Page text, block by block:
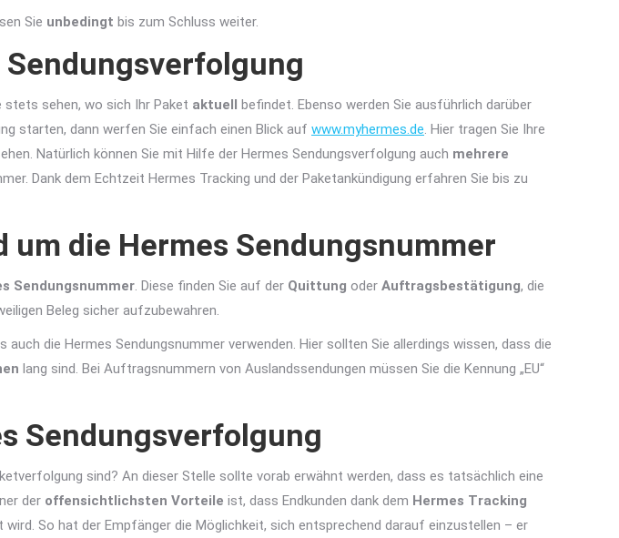
Sie unbedingt bis zum Schluss weiter.
stets sehen, wo sich Ihr Paket aktuell befindet. Ebenso werden Sie ausführlich darüber
starten, dann werfen Sie einfach einen Blick auf www.myhermes.de. Hier tragen Sie Ihre
Natürlich können Sie mit Hilfe der Hermes Sendungsverfolgung auch mehrere
Dank dem Echtzeit Hermes Tracking und der Paketankündigung erfahren Sie bis zu
die Hermes Sendungsnummer
Sendungsnummer. Diese finden Sie auf der Quittung oder Auftragsbestätigung, die
Beleg sicher aufzubewahren.
die Hermes Sendungsnummer verwenden. Hier sollten Sie allerdings wissen, dass die
lang sind. Bei Auftragsnummern von Auslandssendungen müssen Sie die Kennung „EU“
Sendungsverfolgung
sind? An dieser Stelle sollte vorab erwähnt werden, dass es tatsächlich eine
der offensichtlichsten Vorteile ist, dass Endkunden dank dem Hermes Tracking
So hat der Empfänger die Möglichkeit, sich entsprechend darauf einzustellen – er